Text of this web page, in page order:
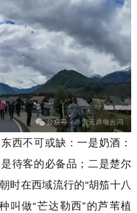
西不可或缺：一是奶酒：
待客的必备品；二是楚尔
时在西域流行的“胡笳十八
叫做“芒达勒西”的芦苇植